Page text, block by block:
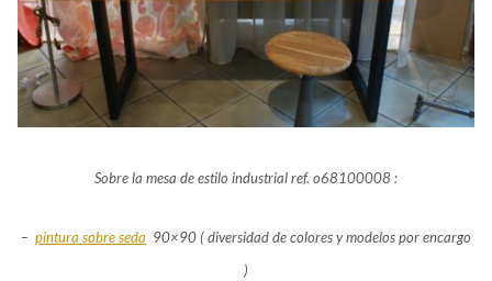
Sobre la mesa de estilo industrial ref. o68100008 :
– pintura sobre seda 90×90 ( diversidad de colores y modelos por encargo
)